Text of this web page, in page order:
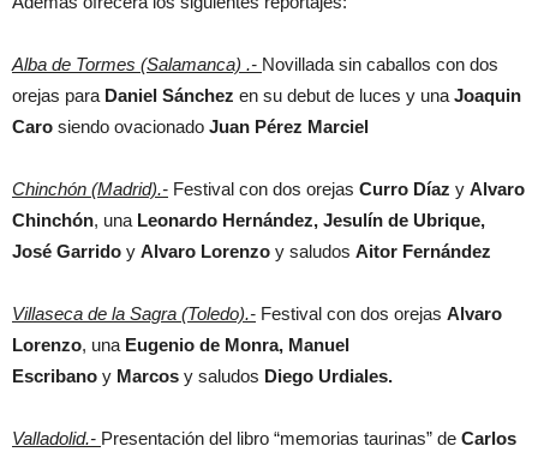
Alba de Tormes (Salamanca) .- Novillada sin caballos con dos
orejas para Daniel Sánchez en su debut de luces y una Joaquin
Caro siendo ovacionado Juan Pérez Marciel
Chinchón (Madrid).- Festival con dos orejas Curro Díaz y Alvaro
Chinchón, una Leonardo Hernández, Jesulín de Ubrique,
José Garrido y Alvaro Lorenzo y saludos Aitor Fernández
Villaseca de la Sagra (Toledo).- Festival con dos orejas Alvaro
Lorenzo, una Eugenio de Monra, Manuel
Escribano y Marcos y saludos Diego Urdiales.
Valladolid.- Presentación del libro “memorias taurinas” de Carlos